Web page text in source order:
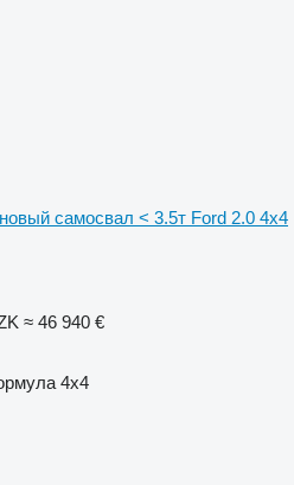
новый самосвал < 3.5т Ford 2.0 4x4
≈ 46 940 €
4x4